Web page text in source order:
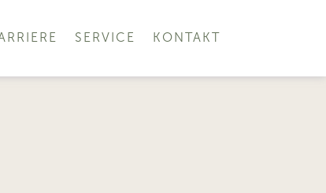
SERVICE KONTAKT